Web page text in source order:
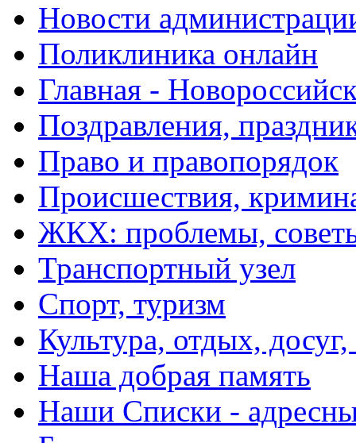
Новости
Поликлиника онлайн
Главная -
Поздравления,
Право и правопорядок
Происшествия,
ЖКХ: проблемы,
Транспортный узел
Спорт, туризм
Культура, отдых,
Наша добрая память
Наши Списки -